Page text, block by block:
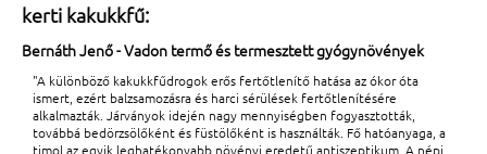
kerti kakukkfű:
Bernáth Jenő - Vadon termő és termesztett gyógynövények
"A különböző kakukkfűdrogok erős fertőtlenítő hatása az ókor óta
ismert, ezért balzsamozásra és harci sérülések fertőtlenítésére
alkalmazták. Járványok idején nagy mennyiségben fogyasztották,
továbbá bedörzsölőként és füstölőként is használták. Fő hatóanyaga, a
timol az egyik leghatékonyabb növényi eredetű antiszeptikum. A népi